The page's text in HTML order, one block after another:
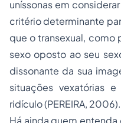
uníssonas em
critério determinante
que o transexual, como
sexo oposto ao seu
dissonante da sua
situações vexatórias
ridículo (PEREIRA, 2006).